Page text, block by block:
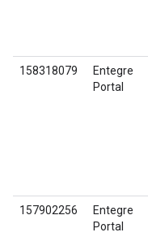
158318079
Entegre
Portal
157902256
Entegre
Portal